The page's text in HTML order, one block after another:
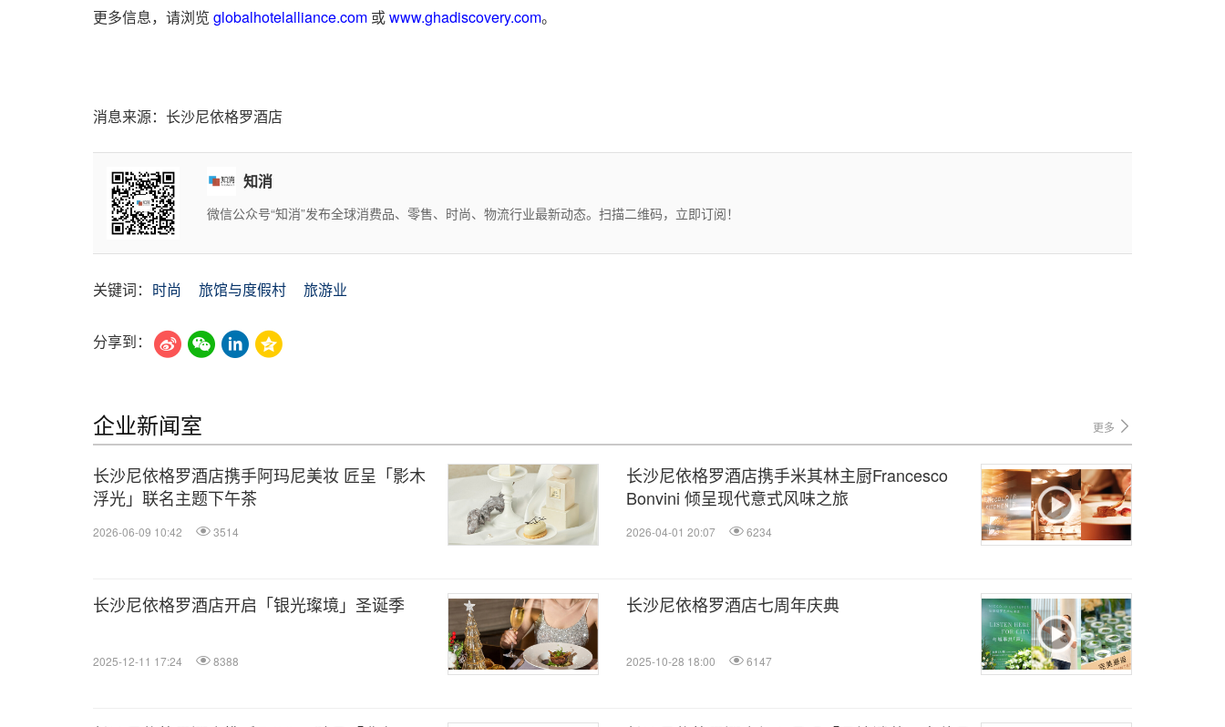
更多信息，请浏览 globalhotelalliance.com 或www.ghadiscovery.com。
消息来源：长沙尼依格罗酒店
知消
微信公众号“知消”发布全球消费品、零售、时尚、物流行业最新动态。扫描二维码，立即订阅！
关键词： 时尚 旅馆与度假村 旅游业
分享到：
企业新闻室 更多
长沙尼依格罗酒店携手阿玛尼美妆 匠呈「影木
浮光」联名主题下午茶
2026-06-09 10:42 3514
长沙尼依格罗酒店携手米其林主厨Francesco
Bonvini 倾呈现代意式风味之旅
2026-04-01 20:07 6234
长沙尼依格罗酒店开启「银光璨境」圣诞季
2025-12-11 17:24 8388
长沙尼依格罗酒店七周年庆典
2025-10-28 18:00 6147